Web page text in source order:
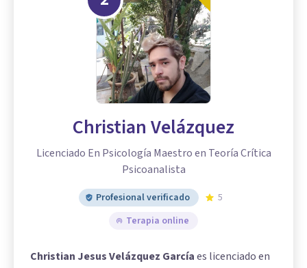
Christian Velázquez
Licenciado En Psicología Maestro en Teoría Crítica
Psicoanalista
Profesional verificado
5
Terapia online
Christian Jesus Velázquez Garcíaes licenciado en